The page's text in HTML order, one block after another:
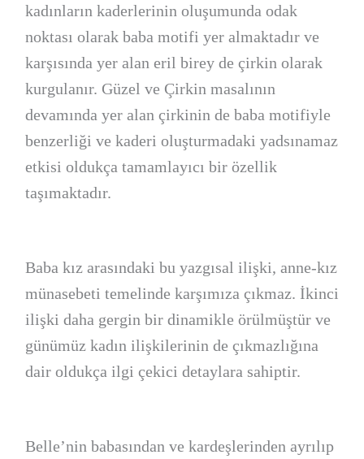
kadınların kaderlerinin oluşumunda odak
noktası olarak baba motifi yer almaktadır ve
karşısında yer alan eril birey de çirkin olarak
kurgulanır. Güzel ve Çirkin masalının
devamında yer alan çirkinin de baba motifiyle
benzerliği ve kaderi oluşturmadaki yadsınamaz
etkisi oldukça tamamlayıcı bir özellik
taşımaktadır.
Baba kız arasındaki bu yazgısal ilişki, anne-kız
münasebeti temelinde karşımıza çıkmaz. İkinci
ilişki daha gergin bir dinamikle örülmüştür ve
günümüz kadın ilişkilerinin de çıkmazlığına
dair oldukça ilgi çekici detaylara sahiptir.
Belle’nin babasından ve kardeşlerinden ayrılıp